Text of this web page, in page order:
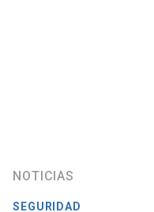
NOTICIAS
SEGURIDAD